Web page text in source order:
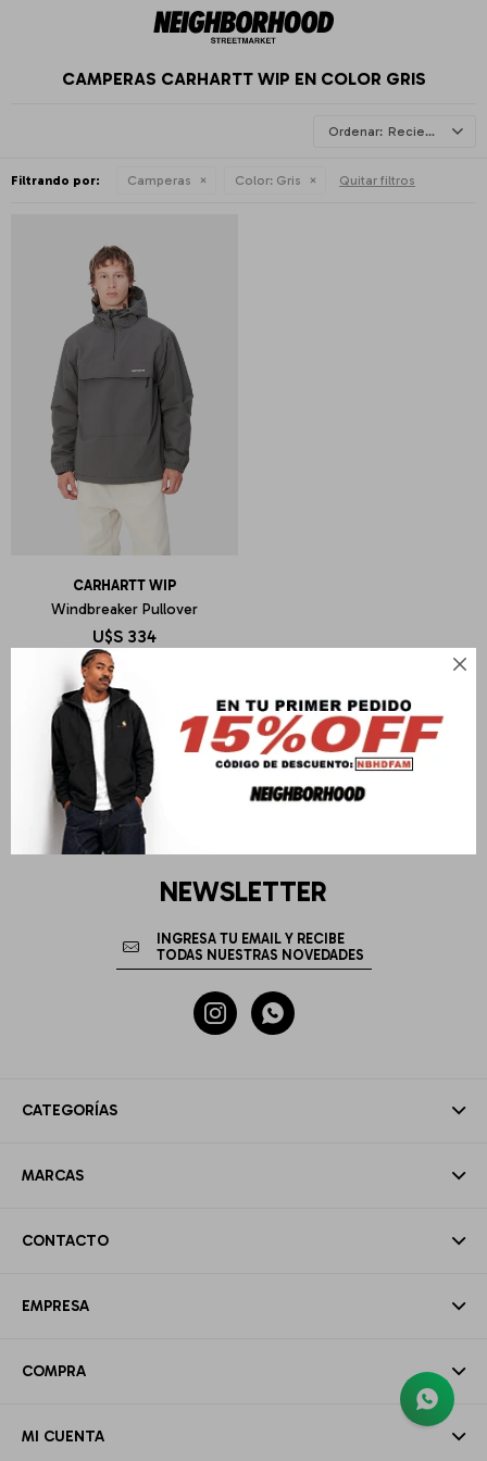

CAMPERAS CARHARTT WIP EN COLOR GRIS
Recientes
Filtrando por: Camperas Color: Gris Quitar filtros
CARHARTT WIP
Windbreaker Pullover
U$S 334
CATEGORÍAS
MARCAS
CONTACTO
EMPRESA
COMPRA
MI CUENTA
NEWSLETTER
 